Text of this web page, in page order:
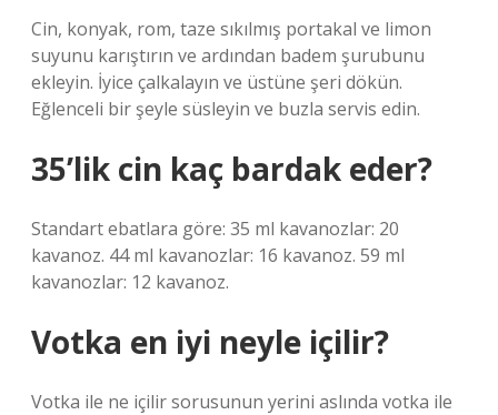
Cin, konyak, rom, taze sıkılmış portakal ve limon
suyunu karıştırın ve ardından badem şurubunu
ekleyin. İyice çalkalayın ve üstüne şeri dökün.
Eğlenceli bir şeyle süsleyin ve buzla servis edin.
35’lik cin kaç bardak eder?
Standart ebatlara göre: 35 ml kavanozlar: 20
kavanoz. 44 ml kavanozlar: 16 kavanoz. 59 ml
kavanozlar: 12 kavanoz.
Votka en iyi neyle içilir?
Votka ile ne içilir sorusunun yerini aslında votka ile